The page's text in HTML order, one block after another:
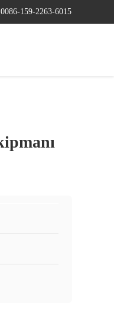
159-2263-6015